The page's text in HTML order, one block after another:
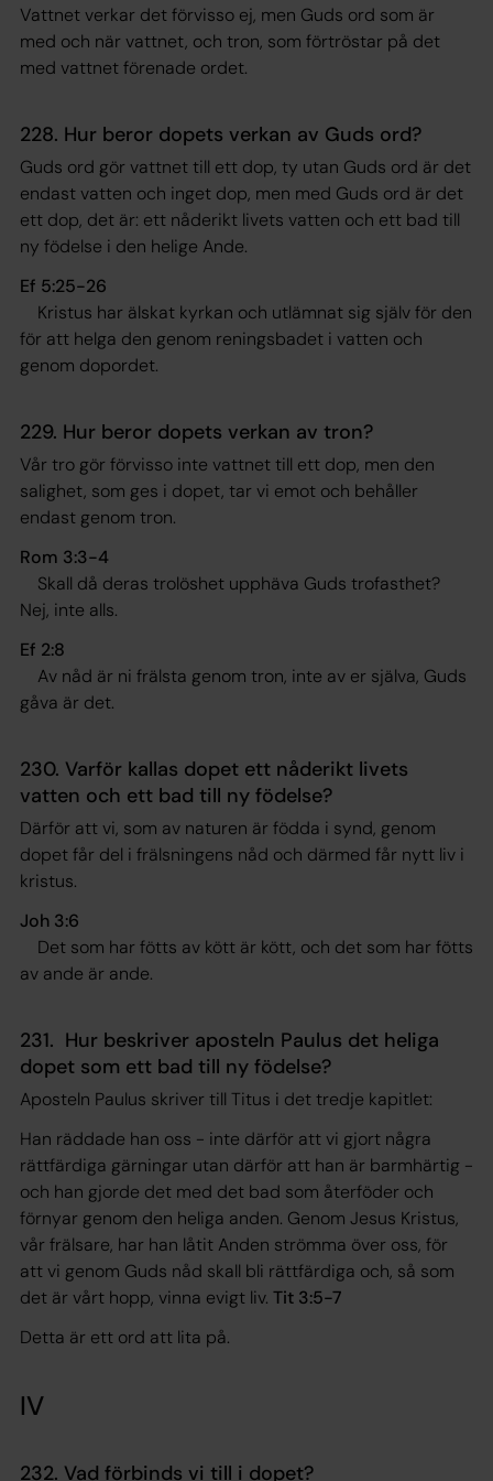
Vattnet verkar det förvisso ej, men Guds ord som är
med och när vattnet, och tron, som förtröstar på det
med vattnet förenade ordet.
228. Hur beror dopets verkan av Guds ord?
Guds ord gör vattnet till ett dop, ty utan Guds ord är det
endast vatten och inget dop, men med Guds ord är det
ett dop, det är: ett nåderikt livets vatten och ett bad till
ny födelse i den helige Ande.
Ef 5:25-26
Kristus har älskat kyrkan och utlämnat sig själv för den
för att helga den genom reningsbadet i vatten och
genom dopordet.
229. Hur beror dopets verkan av tron?
Vår tro gör förvisso inte vattnet till ett dop, men den
salighet, som ges i dopet, tar vi emot och behåller
endast genom tron.
Rom 3:3-4
Skall då deras trolöshet upphäva Guds trofasthet?
Nej, inte alls.
Ef 2:8
Av nåd är ni frälsta genom tron, inte av er själva, Guds
gåva är det.
230. Varför kallas dopet ett nåderikt livets
vatten och ett bad till ny födelse?
Därför att vi, som av naturen är födda i synd, genom
dopet får del i frälsningens nåd och därmed får nytt liv i
kristus.
Joh 3:6
Det som har fötts av kött är kött, och det som har fötts
av ande är ande.
231. Hur beskriver aposteln Paulus det heliga
dopet som ett bad till ny födelse?
Aposteln Paulus skriver till Titus i det tredje kapitlet:
Han räddade han oss - inte därför att vi gjort några
rättfärdiga gärningar utan därför att han är barmhärtig -
och han gjorde det med det bad som återföder och
förnyar genom den heliga anden. Genom Jesus Kristus,
vår frälsare, har han låtit Anden strömma över oss, för
att vi genom Guds nåd skall bli rättfärdiga och, så som
det är vårt hopp, vinna evigt liv. Tit 3:5-7
Detta är ett ord att lita på.
IV
232. Vad förbinds vi till i dopet?